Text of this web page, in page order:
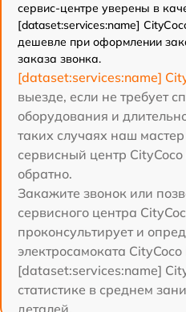
сервис-центре уверены в
[dataset:services:name]
дешевле при оформлении
заказа звонка.
[dataset:services:name]
выезде, если не требует
оборудования и
таких случаях наш
сервисный центр
обратно.
Закажите звонок или
сервисного центра
проконсультирует и
электросамоката CityCoco
[dataset:services:name]
статистике в среднем
деталей.